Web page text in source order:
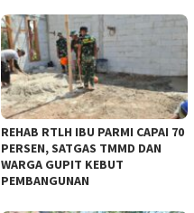
REHAB RTLH IBU PARMI CAPAI 70
PERSEN, SATGAS TMMD DAN
WARGA GUPIT KEBUT
PEMBANGUNAN